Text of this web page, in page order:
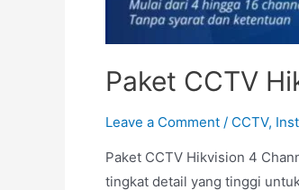
Paket CCTV
Leave a Comment / CCTV,
Paket CCTV Hikvision 4
tingkat detail yang tinggi